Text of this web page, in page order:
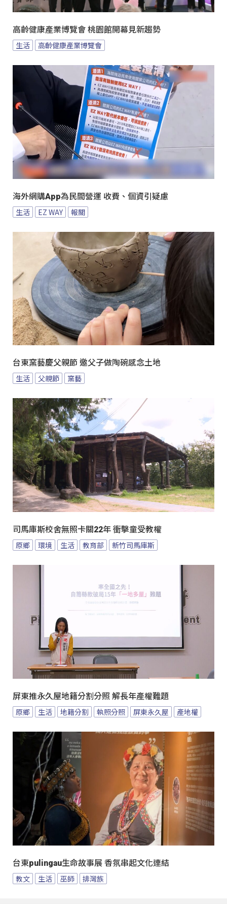
高齡健康產業博覽會 桃園館開幕見新趨勢
生活 高齡健康產業博覽會
海外網購App為民間營運 收費、個資引疑慮
生活 EZ WAY 報關
台東窯藝慶父親節 邀父子做陶碗感念土地
生活 父親節 窯藝
司馬庫斯校舍無照卡關22年 衝擊童受教權
原鄉 環境 生活 教育部 新竹司馬庫斯
屏東推永久屋地籍分割分照 解長年產權難題
原鄉 生活 地籍分割 執照分照 屏東永久屋 產地權
台東pulingau生命故事展 香氛串起文化連結
教文 生活 巫師 排灣族